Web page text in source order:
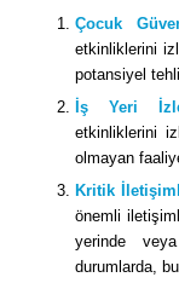
Çocuk
etkinliklerini
potansiyel
İş Yeri
etkinliklerini
olmayan
Kritik
önemli
yerinde
durumlarda,